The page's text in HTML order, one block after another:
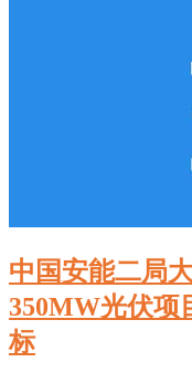
中国安能二局
350MW光伏项
标